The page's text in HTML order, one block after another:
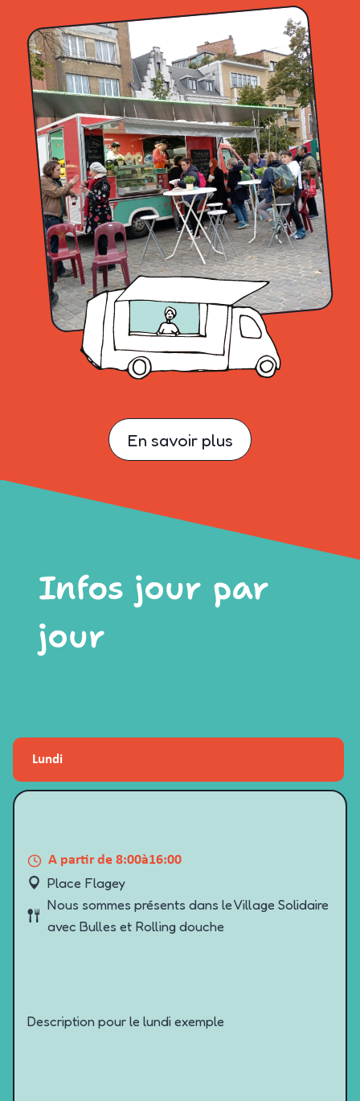
En savoir plus
Infos jour par
jour
Lundi
A partir de 8:00à16:00
Place Flagey
Nous sommes présents dans le Village Solidaire
avec Bulles et Rolling douche
Description pour le lundi exemple